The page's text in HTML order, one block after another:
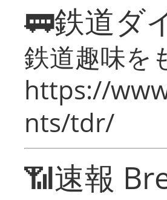
🚃鉄道ダ
鉄道趣味を
https://
nts/tdr/
📶速報